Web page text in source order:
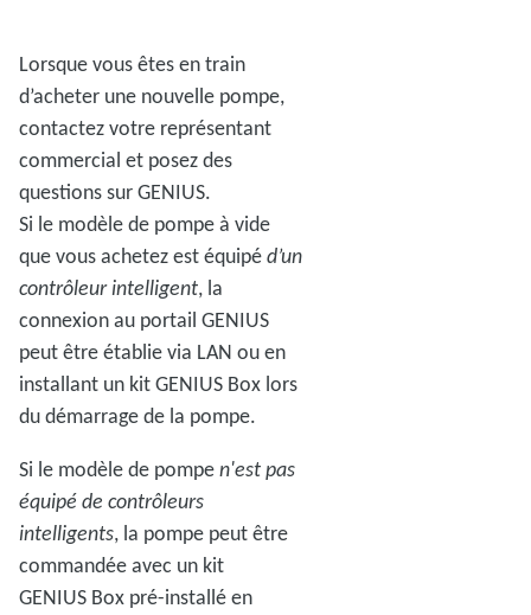
Lorsque vous êtes en train
d’acheter une nouvelle pompe,
contactez votre représentant
commercial et posez des
questions sur GENIUS.
Si le modèle de pompe à vide
que vous achetez est équipéd’un
contrôleur intelligent, la
connexion au portail GENIUS
peut être établie via LAN ou en
installant un kit GENIUS Box lors
du démarrage de la pompe.
Si le modèle de pompen'est pas
équipé de contrôleurs
intelligents, la pompe peut être
commandée avec un kit
GENIUS Box pré-installé en